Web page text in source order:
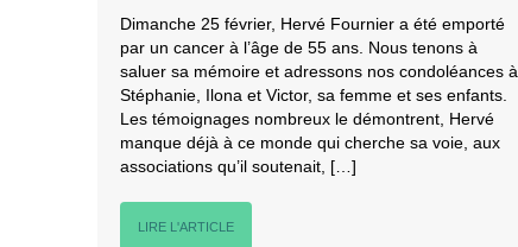
Dimanche 25 février, Hervé Fournier a été emporté
par un cancer à l’âge de 55 ans. Nous tenons à
saluer sa mémoire et adressons nos condoléances à
Stéphanie, Ilona et Victor, sa femme et ses enfants.
Les témoignages nombreux le démontrent, Hervé
manque déjà à ce monde qui cherche sa voie, aux
associations qu’il soutenait, […]
LIRE L'ARTICLE